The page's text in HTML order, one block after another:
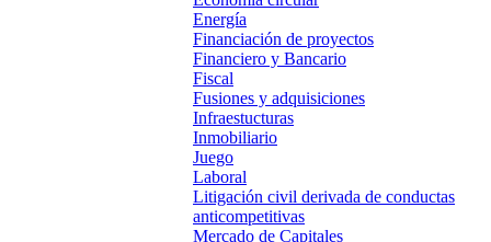
Energía
Financiación de proyectos
Financiero y Bancario
Fiscal
Fusiones y adquisiciones
Infraestucturas
Inmobiliario
Juego
Laboral
Litigación civil derivada de conductas
anticompetitivas
Mercado de Capitales